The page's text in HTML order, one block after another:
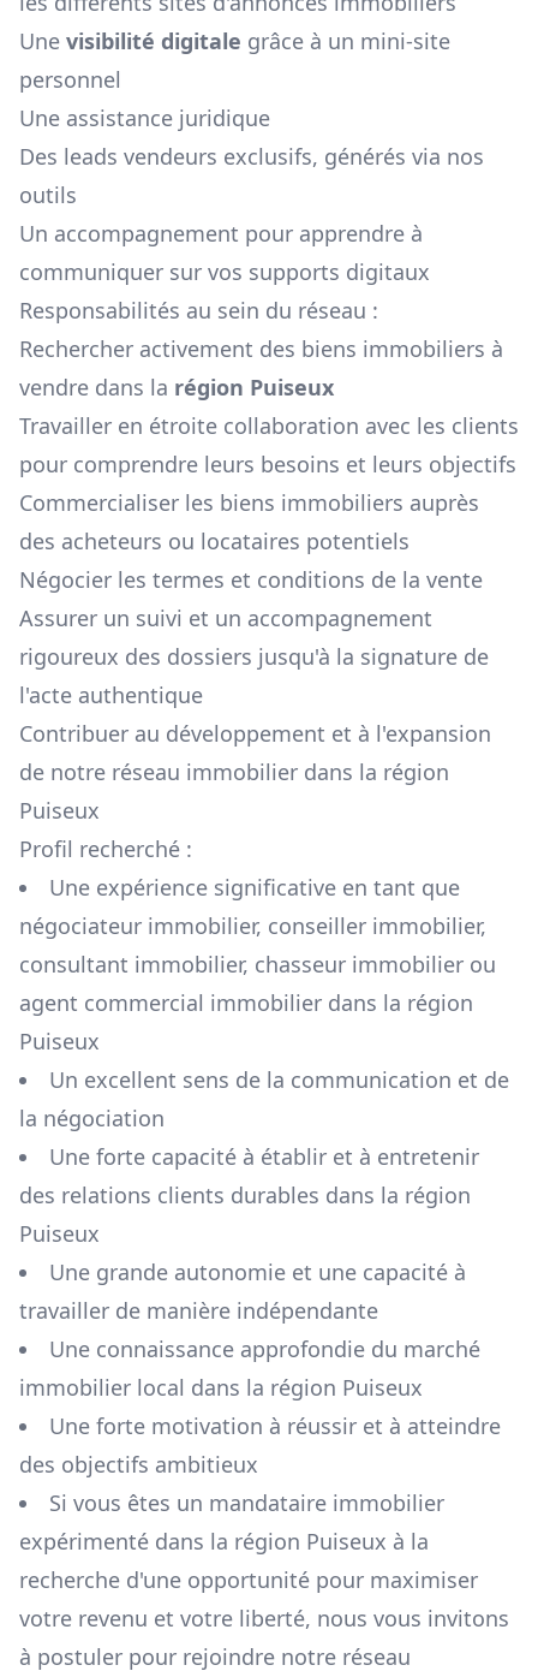
Une visibilité digitale grâce à un mini-site
personnel
Une assistance juridique
Des leads vendeurs exclusifs, générés via nos
outils
Un accompagnement pour apprendre à
communiquer sur vos supports digitaux
Responsabilités au sein du réseau :
Rechercher activement des biens immobiliers à
vendre dans la région Puiseux
Travailler en étroite collaboration avec les clients
pour comprendre leurs besoins et leurs objectifs
Commercialiser les biens immobiliers auprès
des acheteurs ou locataires potentiels
Négocier les termes et conditions de la vente
Assurer un suivi et un accompagnement
rigoureux des dossiers jusqu'à la signature de
l'acte authentique
Contribuer au développement et à l'expansion
de notre réseau immobilier dans la région
Puiseux
Profil recherché :
Une expérience significative en tant que
négociateur immobilier, conseiller immobilier,
consultant immobilier, chasseur immobilier ou
agent commercial immobilier dans la région
Puiseux
Un excellent sens de la communication et de
la négociation
Une forte capacité à établir et à entretenir
des relations clients durables dans la région
Puiseux
Une grande autonomie et une capacité à
travailler de manière indépendante
Une connaissance approfondie du marché
immobilier local dans la région Puiseux
Une forte motivation à réussir et à atteindre
des objectifs ambitieux
Si vous êtes un mandataire immobilier
expérimenté dans la région Puiseux à la
recherche d'une opportunité pour maximiser
votre revenu et votre liberté, nous vous invitons
à postuler pour rejoindre notre réseau